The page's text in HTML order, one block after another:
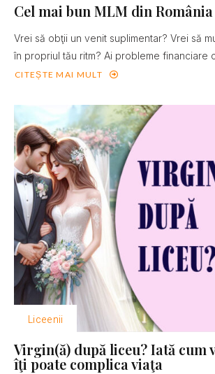
Cel mai bun MLM din România
Vrei să obţii un venit suplimentar? Vrei să
în propriul tău ritm? Ai probleme financiare
CITEȘTE MAI MULT
Liceenii
Virgin(ă) după liceu? Iată cum
îţi poate complica viaţa